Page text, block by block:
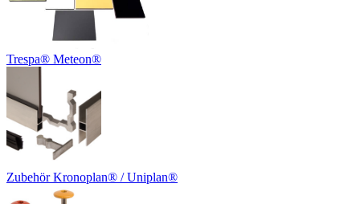
Trespa® Meteon®
Zubehör Kronoplan® / Uniplan®